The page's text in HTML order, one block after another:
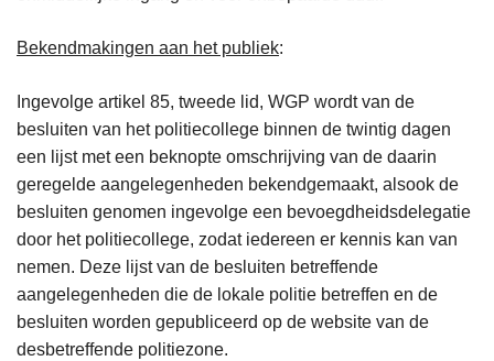
Bekendmakingen aan het publiek:
Ingevolge artikel 85, tweede lid, WGP wordt van de
besluiten van het politiecollege binnen de twintig dagen
een lijst met een beknopte omschrijving van de daarin
geregelde aangelegenheden bekendgemaakt, alsook de
besluiten genomen ingevolge een bevoegdheidsdelegatie
door het politiecollege, zodat iedereen er kennis kan van
nemen. Deze lijst van de besluiten betreffende
aangelegenheden die de lokale politie betreffen en de
besluiten worden gepubliceerd op de website van de
desbetreffende politiezone.